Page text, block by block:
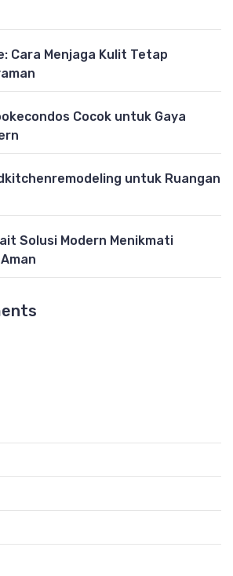
Cara Menjaga Kulit Tetap
Cocok untuk Gaya
untuk Ruangan
Solusi Modern Menikmati